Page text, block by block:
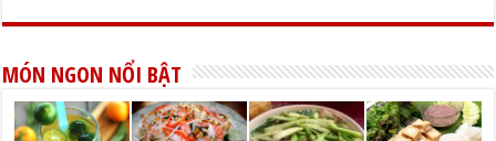
MÓN NGON NỔI BẬT